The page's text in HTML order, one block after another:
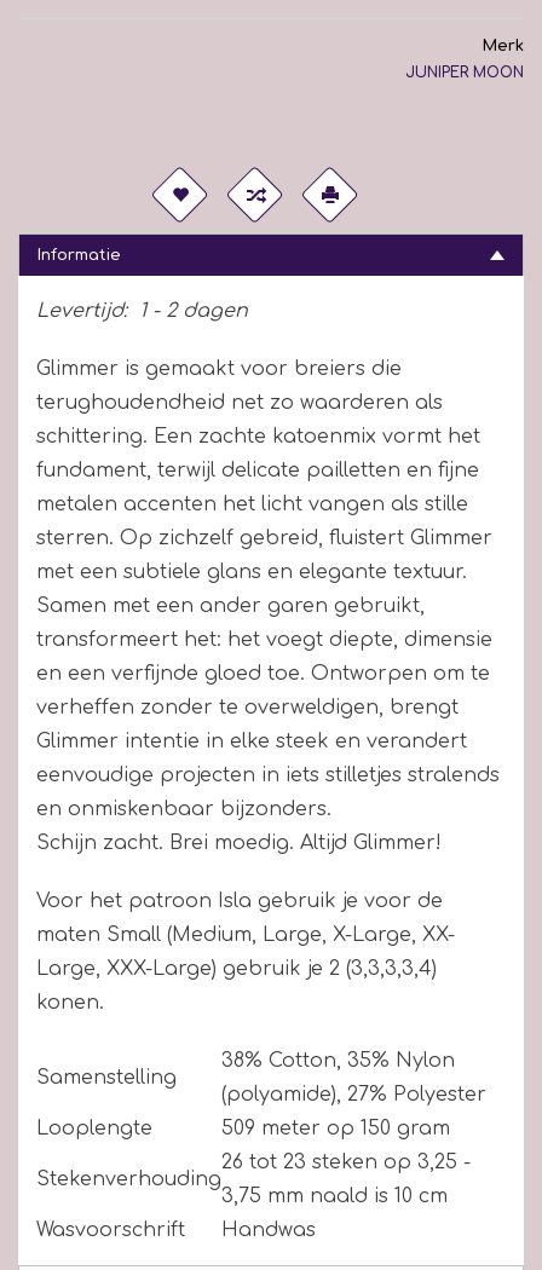
Merk
JUNIPER MOON
Informatie
Levertijd: 1 - 2 dagen
Glimmer is gemaakt voor breiers die
terughoudendheid net zo waarderen als
schittering. Een zachte katoenmix vormt het
fundament, terwijl delicate pailletten en fijne
metalen accenten het licht vangen als stille
sterren. Op zichzelf gebreid, fluistert Glimmer
met een subtiele glans en elegante textuur.
Samen met een ander garen gebruikt,
transformeert het: het voegt diepte, dimensie
en een verfijnde gloed toe. Ontworpen om te
verheffen zonder te overweldigen, brengt
Glimmer intentie in elke steek en verandert
eenvoudige projecten in iets stilletjes stralends
en onmiskenbaar bijzonders.
Schijn zacht. Brei moedig. Altijd Glimmer!
Voor het patroon Isla gebruik je voor de
maten Small (Medium, Large, X-Large, XX-
Large, XXX-Large) gebruik je 2 (3,3,3,3,4)
konen.
Samenstelling
38% Cotton, 35% Nylon
(polyamide), 27% Polyester
Looplengte
509 meter op 150 gram
Stekenverhouding
26 tot 23 steken op 3,25 -
3,75 mm naald is 10 cm
Wasvoorschrift
Handwas